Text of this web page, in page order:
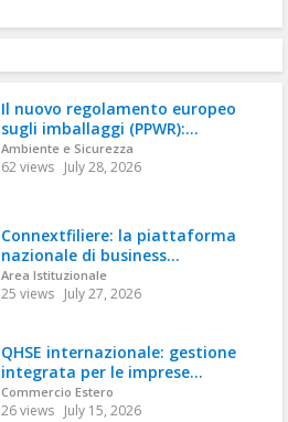
Il nuovo regolamento europeo
sugli imballaggi (PPWR):...
Ambiente e Sicurezza
62 views July 28, 2026
Connextfiliere: la piattaforma
nazionale di business...
Area Istituzionale
25 views July 27, 2026
QHSE internazionale: gestione
integrata per le imprese...
Commercio Estero
26 views July 15, 2026